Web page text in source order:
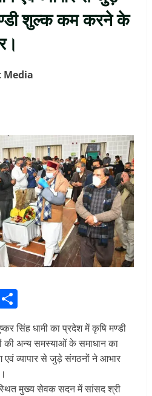
शुल्क कम करने के
सिंह धामी का प्रदेश में कृषि मण्डी
की अन्य समस्याओं के समाधान का
एवं व्यापार से जुड़े संगठनों ने आभार
मुख्य सेवक सदन में सांसद श्री